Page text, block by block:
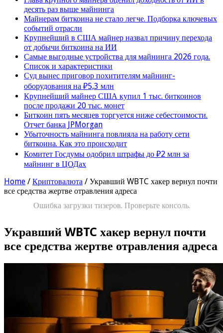
десять раз выше майнинга
Майнерам биткоина не стало легче. Подборка ключевых
событий отрасли
Крупнейший в США майнер назвал причину перехода
от добычи биткоина на ИИ
Самые выгодные устройства для майнинга 2026 года.
Список и характеристики
Суд вынес приговор похитителям майнинг-
оборудования на ₽5,3 млн
Крупнейший майнер США купил 1 тыс. биткоинов
после продажи 20 тыс. монет
Биткоин пять месяцев торгуется ниже себестоимости.
Отчет банка JPMorgan
Убыточность майнинга повлияла на работу сети
биткоина. Как это происходит
Комитет Госдумы одобрил штрафы до ₽2 млн за
майнинг в ЦОДах
Home / Криптовалюта / Укравший WBTC хакер вернул почти
все средства жертве отравления адреса
Ошибка загрузки тизеров. Проверьте консоль.
Укравший WBTC хакер вернул почти
все средства жертве отравления адреса